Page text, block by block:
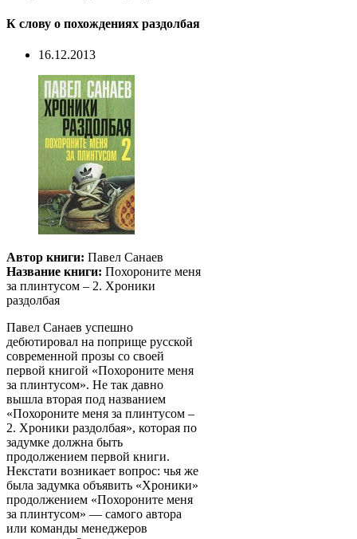
К слову о похождениях раздолбая
16.12.2013
Автор книги: Павел Санаев
Название книги: Похороните меня
за плинтусом – 2. Хроники
раздолбая
Павел Санаев успешно
дебютировал на поприще русской
современной прозы со своей
первой книгой «Похороните меня
за плинтусом». Не так давно
вышла вторая под названием
«Похороните меня за плинтусом –
2. Хроники раздолбая», которая по
задумке должна быть
продолжением первой книги.
Некстати возникает вопрос: чья же
была задумка объявить «Хроники»
продолжением «Похороните меня
за плинтусом» — самого автора
или команды менеджеров